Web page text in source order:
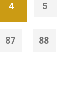
4 5
87 88